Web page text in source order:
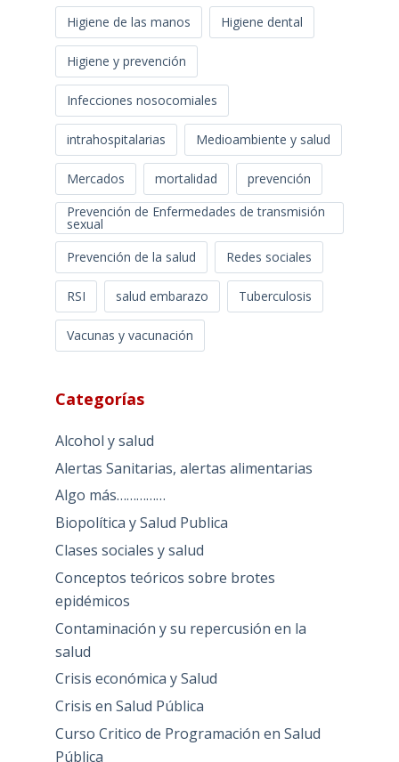
Higiene de las manos Higiene dental
Higiene y prevención
Infecciones nosocomiales
intrahospitalarias Medioambiente y salud
Mercados mortalidad
prevención
Prevención de Enfermedades de transmisión
sexual
Prevención de la salud
Redes sociales
RSI salud embarazo Tuberculosis
Vacunas y vacunación
Categorías
Alcohol y salud
Alertas Sanitarias, alertas alimentarias
Algo más……………
Biopolítica y Salud Publica
Clases sociales y salud
Conceptos teóricos sobre brotes
epidémicos
Contaminación y su repercusión en la
salud
Crisis económica y Salud
Crisis en Salud Pública
Curso Critico de Programación en Salud
Pública